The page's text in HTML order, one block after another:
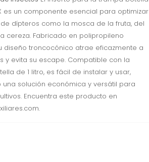
es un componente esencial para optimizar
dípteros como la mosca de la fruta, del
cereza. Fabricado en polipropileno
diseño troncocónico atrae eficazmente a
y evita su escape. Compatible con la
de 1 litro, es fácil de instalar y usar,
una solución económica y versátil para
Encuentra este producto en